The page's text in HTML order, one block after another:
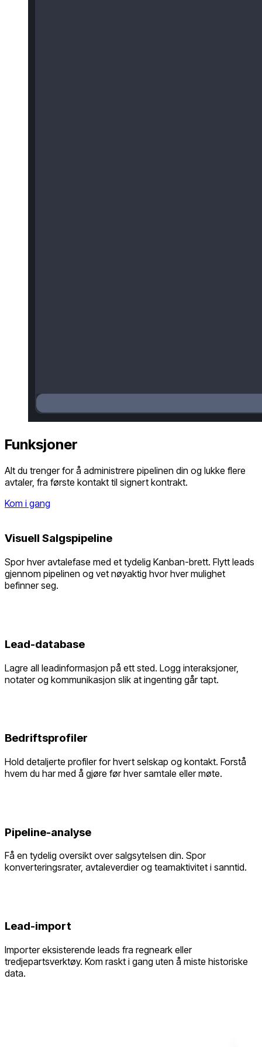
Funksjoner
Alt du trenger for å administrere pipelinen din og lukke flere
avtaler, fra første kontakt til signert kontrakt.
Kom i gang
Visuell Salgspipeline
Spor hver avtalefase med et tydelig Kanban-brett. Flytt leads
gjennom pipelinen og vet nøyaktig hvor hver mulighet
befinner seg.
Lead-database
Lagre all leadinformasjon på ett sted. Logg interaksjoner,
notater og kommunikasjon slik at ingenting går tapt.
Bedriftsprofiler
Hold detaljerte profiler for hvert selskap og kontakt. Forstå
hvem du har med å gjøre før hver samtale eller møte.
Pipeline-analyse
Få en tydelig oversikt over salgsytelsen din. Spor
konverteringsrater, avtaleverdier og teamaktivitet i sanntid.
Lead-import
Importer eksisterende leads fra regneark eller
tredjepartsverktøy. Kom raskt i gang uten å miste historiske
data.